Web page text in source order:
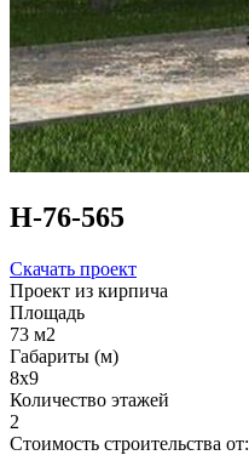
Н-76-565
Скачать проект
Проект из кирпича
Площадь
73 м2
Габариты (м)
8х9
Количество этажей
2
Стоимость строительства от: